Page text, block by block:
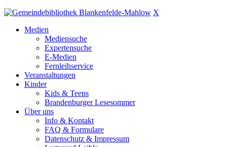
X
Medien
Mediensuche
Expertensuche
E-Medien
Fernleihservice
Veranstaltungen
Kinder
Kids & Teens
Brandenburger Lesesommer
Über uns
Info & Kontakt
FAQ & Formulare
Datenschutz & Impressum